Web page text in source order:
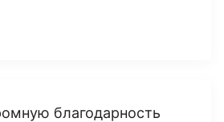
благодарность